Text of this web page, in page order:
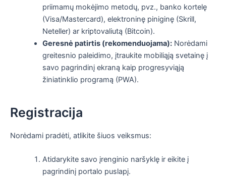
priimamų mokėjimo metodų, pvz., banko kortelę
(Visa/Mastercard), elektroninę piniginę (Skrill,
Neteller) ar kriptovaliutą (Bitcoin).
Geresnė patirtis (rekomenduojama):Norėdami
greitesnio paleidimo, įtraukite mobiliąją svetainę į
savo pagrindinį ekraną kaip progresyviąją
žiniatinklio programą (PWA).
Registracija
Norėdami pradėti, atlikite šiuos veiksmus:
Atidarykite savo įrenginio naršyklę ir eikite į
pagrindinį portalo puslapį.